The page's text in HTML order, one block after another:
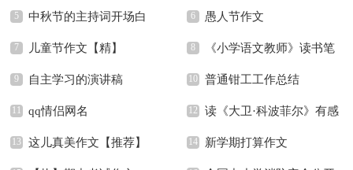
中秋节的主持词开场白 愚人节作文
儿童节作文【精】 《小学语文教师》读书笔
记
自主学习的演讲稿 普通钳工工作总结
qq情侣网名 读《大卫·科波菲尔》有感
这儿真美作文【推荐】 新学期打算作文